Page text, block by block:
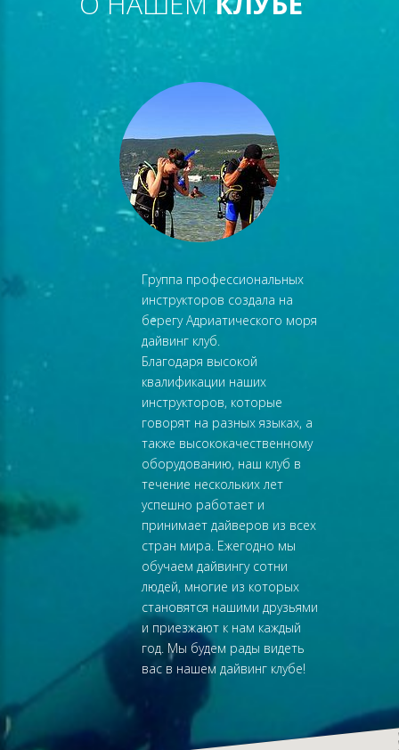
Группа профессиональных
инструкторов создала на
берегу Адриатического моря
дайвинг клуб.
Благодаря высокой
квалификации наших
инструкторов, которые
говорят на разных языках, а
также высококачественному
оборудованию, наш клуб в
течение нескольких лет
успешно работает и
принимает дайверов из всех
стран мира. Ежегодно мы
обучаем дайвингу сотни
людей, многие из которых
становятся нашими друзьями
и приезжают к нам каждый
год. Мы будем рады видеть
вас в нашем дайвинг клубе!